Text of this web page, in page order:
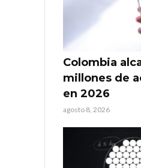
Colombia
millones de
en 2026
agosto 8, 2026